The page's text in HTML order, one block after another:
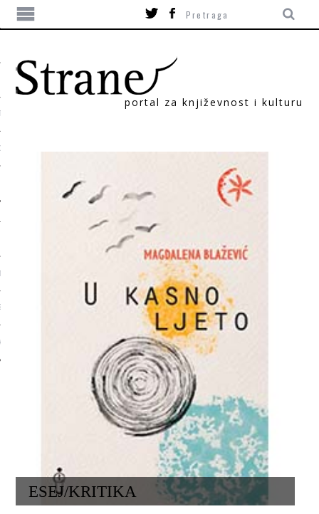
portal za književnost i kulturu
ESEJ/KRITIKA